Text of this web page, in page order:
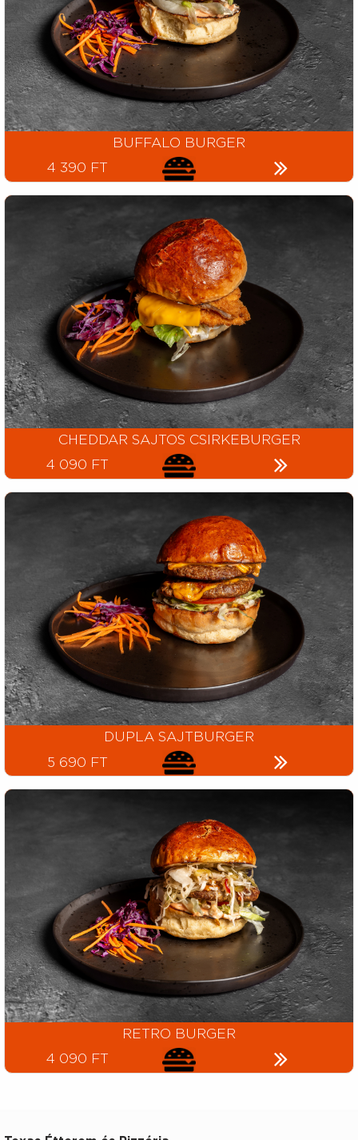
BUFFALO BURGER
4 390 FT
CHEDDAR SAJTOS CSIRKEBURGER
4 090 FT
DUPLA SAJTBURGER
5 690 FT
RETRO BURGER
4 090 FT